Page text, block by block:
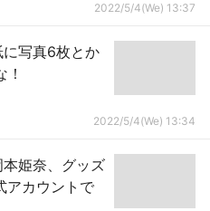
2022/5/4(We) 13:37
に写真6枚とか
2022/5/4(We) 13:34
本姫奈、グッズ
アカウントで